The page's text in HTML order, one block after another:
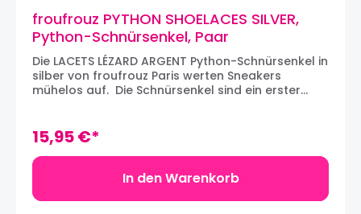
froufrouz PYTHON SHOELACES SILVER,
Python-Schnürsenkel, Paar
Die LACETS LÉZARD ARGENT Python-Schnürsenkel in
silber von froufrouz Paris werten Sneakers
mühelos auf. Die Schnürsenkel sind ein erster
ein Paar Sneakers verwandeln und die silber-
farbigen Metallspitzen, die den Look aufwerten.
Die Schnürsenkel werden in Paaren verkauft.
Maße: 120 x 0,6 cm
15,95 €*
In den Warenkorb